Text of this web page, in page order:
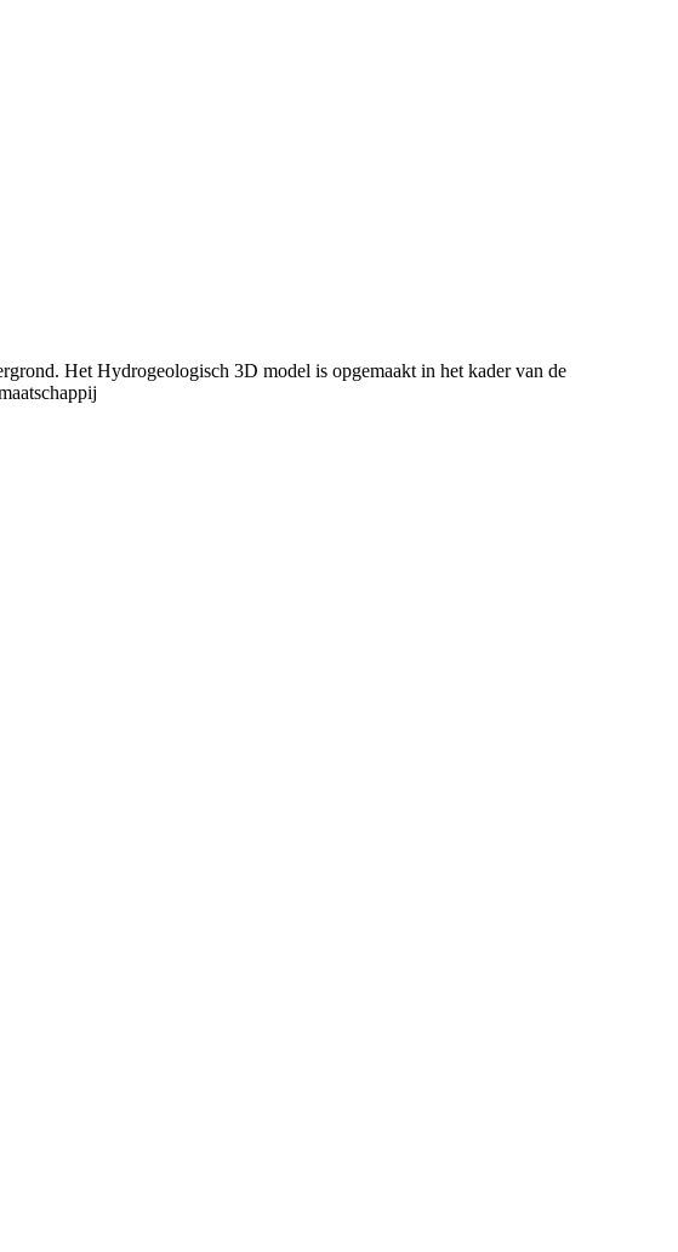
Het Hydrogeologisch 3D model is opgemaakt in het kader van de